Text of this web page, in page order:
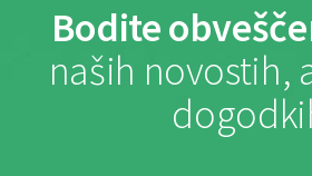
Bodite
naših novostih,